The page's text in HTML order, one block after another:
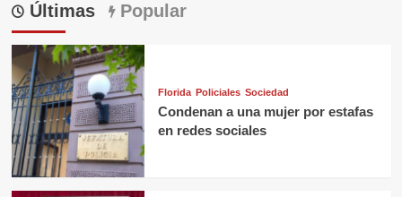
Últimas Popular
Florida Policiales Sociedad
Condenan a una mujer por estafas
en redes sociales